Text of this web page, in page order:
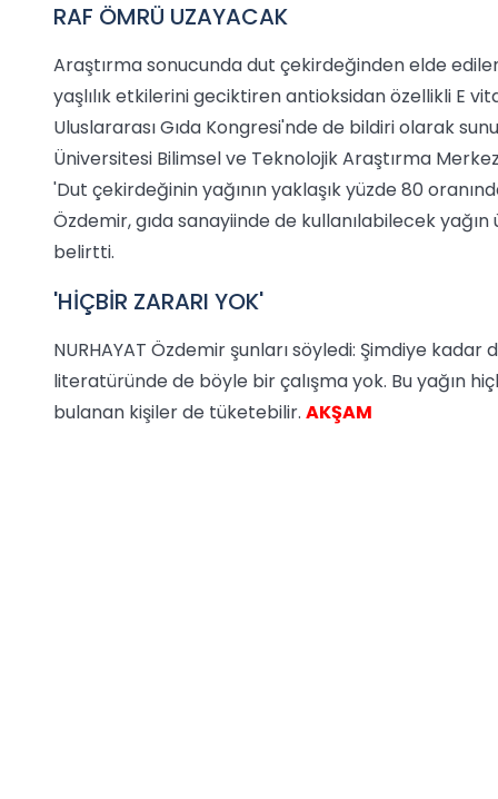
RAF ÖMRÜ UZAYACAK
Araştırma sonucunda dut çekirdeğinden elde
yaşlılık etkilerini geciktiren antioksidan özellikli E
Uluslararası Gıda Kongresi'nde de bildiri olarak
Üniversitesi Bilimsel ve Teknolojik Araştırma
'Dut çekirdeğinin yağının yaklaşık yüzde 80
Özdemir, gıda sanayiinde de kullanılabilecek
belirtti.
'HİÇBİR ZARARI YOK'
NURHAYAT Özdemir şunları söyledi: Şimdiye
literatüründe de böyle bir çalışma yok. Bu yağın
bulanan kişiler de tüketebilir. AKŞAM